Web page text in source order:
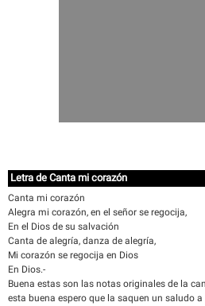
Letra de Canta mi corazón
Canta mi corazón
Alegra mi corazón, en el señor se regocija,
En el Dios de su salvación
Canta de alegría, danza de alegría,
Mi corazón se regocija en Dios
En Dios.-
Buena estas son las notas originales de la
esta buena espero que la saquen un saludo